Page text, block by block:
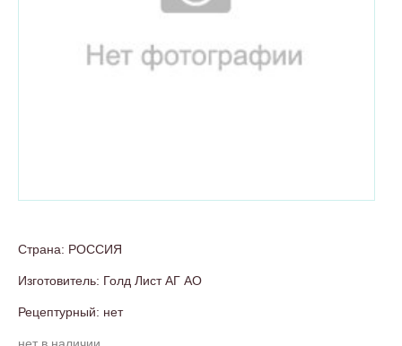
Страна: РОССИЯ
Изготовитель: Голд Лист АГ АО
Рецептурный: нет